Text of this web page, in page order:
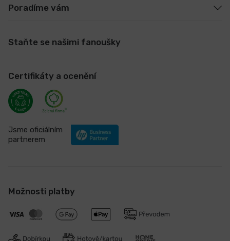
Poradíme vám
Staňte se našimi fanoušky
Certifikáty a ocenění
Jsme oficiálním
partnerem
Možnosti platby